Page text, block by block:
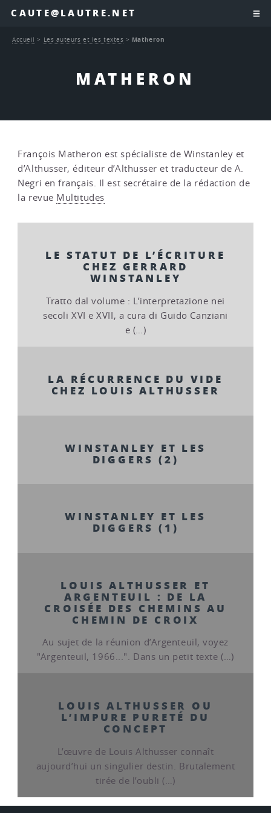
CAUTE@LAUTRE.NET
MATHERON
Accueil > Les auteurs et les textes > Matheron
François Matheron est spécialiste de Winstanley et
d’Althusser, éditeur d’Althusser et traducteur de A.
Negri en français. Il est secrétaire de la rédaction de
la revue Multitudes
LE STATUT DE L’ÉCRITURE
CHEZ GERRARD
WINSTANLEY
Tratto dal volume : L’interpretazione nei
secoli XVI e XVII, a cura di Guido Canziani
e (…)
LA RÉCURRENCE DU VIDE
CHEZ LOUIS ALTHUSSER
WINSTANLEY ET LES
DIGGERS (2)
WINSTANLEY ET LES
DIGGERS (1)
LOUIS ALTHUSSER ET
ARGENTEUIL : DE LA
CROISÉE DES CHEMINS AU
CHEMIN DE CROIX
Au sujet de la réunion d’Argenteuil, voyez
"Argenteuil, 1966...". Dans un petit texte (…)
LOUIS ALTHUSSER OU
L’IMPURE PURETÉ DU
CONCEPT
L’œuvre de Louis Althusser connaît
aujourd’hui un singulier destin. Brutalement
tirée de l’oubli (…)